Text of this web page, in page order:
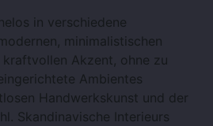
in verschiedene
minimalistischen
kraftvollen Akzent, ohne zu
Ambientes
Handwerkskunst und der
Skandinavische Interieurs